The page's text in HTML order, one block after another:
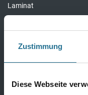
Zustimmung
Diese Webseite
Laminat